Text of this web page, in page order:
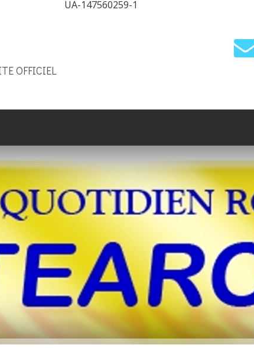
UA-147560259-1
OFFICIEL